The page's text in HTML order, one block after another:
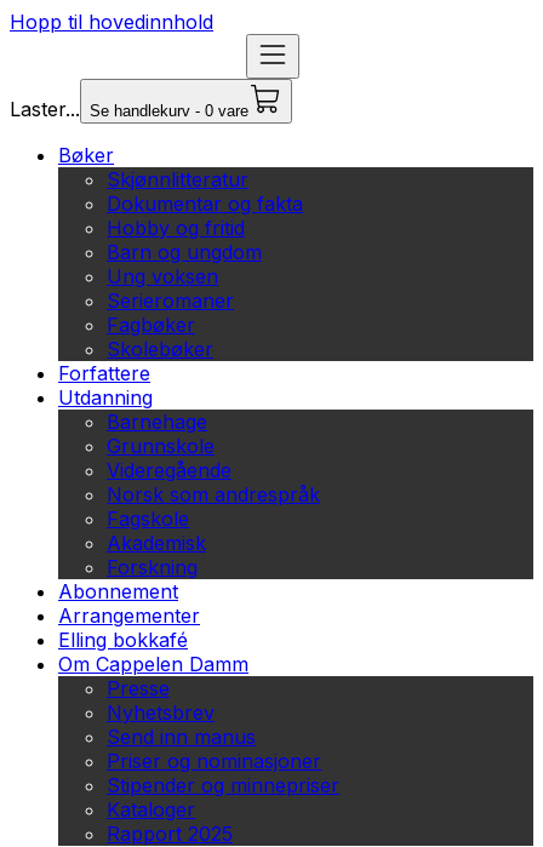
Hopp til hovedinnhold
Laster... Se handlekurv - 0 vare
Bøker
Skjønnlitteratur
Dokumentar og fakta
Hobby og fritid
Barn og ungdom
Ung voksen
Serieromaner
Fagbøker
Skolebøker
Forfattere
Utdanning
Barnehage
Grunnskole
Videregående
Norsk som andrespråk
Fagskole
Akademisk
Forskning
Abonnement
Arrangementer
Elling bokkafé
Om Cappelen Damm
Presse
Nyhetsbrev
Send inn manus
Priser og nominasjoner
Stipender og minnepriser
Kataloger
Rapport 2025